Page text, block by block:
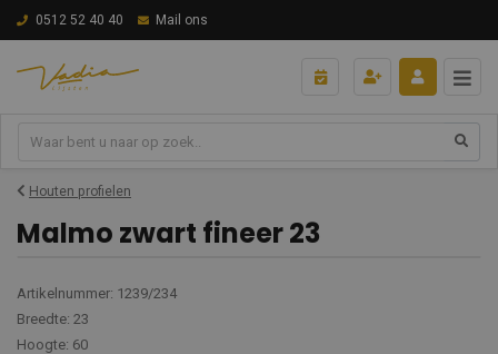
0512 52 40 40 Mail ons
Houten profielen
Malmo zwart fineer 23
Artikelnummer: 1239/234
Breedte: 23
Hoogte: 60